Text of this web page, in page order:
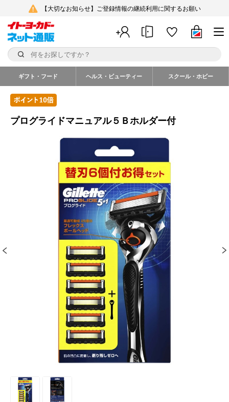
【大切なお知らせ】ご登録情報の継続利用に関するお願い
ギフト・フード ヘルス・ビューティー スクール・ホビー
プログライドマニュアル５Ｂホルダー付